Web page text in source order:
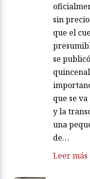
sin
que el
se
que se
y la
una
de…
Leer más